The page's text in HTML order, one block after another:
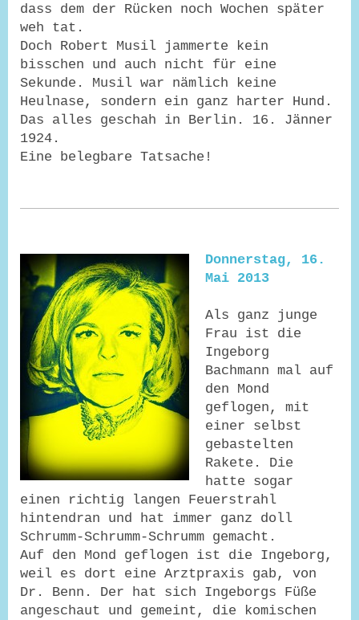
dass dem der Rücken noch Wochen später
weh tat.
Doch Robert Musil jammerte kein
bisschen und auch nicht für eine
Sekunde. Musil war nämlich keine
Heulnase, sondern ein ganz harter Hund.
Das alles geschah in Berlin. 16. Jänner
1924.
Eine belegbare Tatsache!
Donnerstag, 16.
Mai 2013
Als ganz junge
Frau ist die
Ingeborg
Bachmann mal auf
den Mond
geflogen, mit
einer selbst
gebastelten
Rakete. Die
hatte sogar
einen richtig langen Feuerstrahl
hintendran und hat immer ganz doll
Schrumm-Schrumm-Schrumm gemacht.
Auf den Mond geflogen ist die Ingeborg,
weil es dort eine Arztpraxis gab, von
Dr. Benn. Der hat sich Ingeborgs Füße
angeschaut und gemeint, die komischen